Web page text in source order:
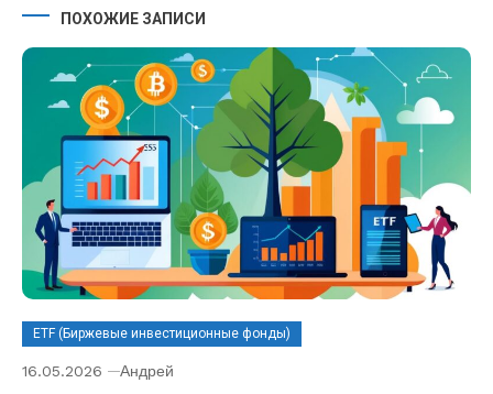
ПОХОЖИЕ ЗАПИСИ
ETF (Биржевые инвестиционные фонды)
16.05.2026 Андрей